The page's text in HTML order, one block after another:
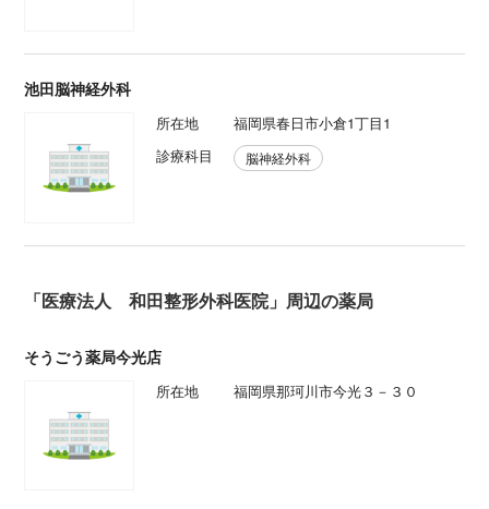
池田脳神経外科
所在地
福岡県春日市小倉1丁目1
診療科目
脳神経外科
「医療法人 和田整形外科医院」周辺の薬局
そうごう薬局今光店
所在地 福岡県那珂川市今光３－３０